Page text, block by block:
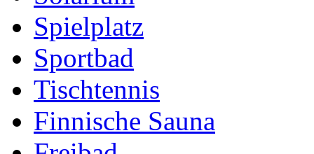
Spielplatz
Sportbad
Tischtennis
Finnische Sauna